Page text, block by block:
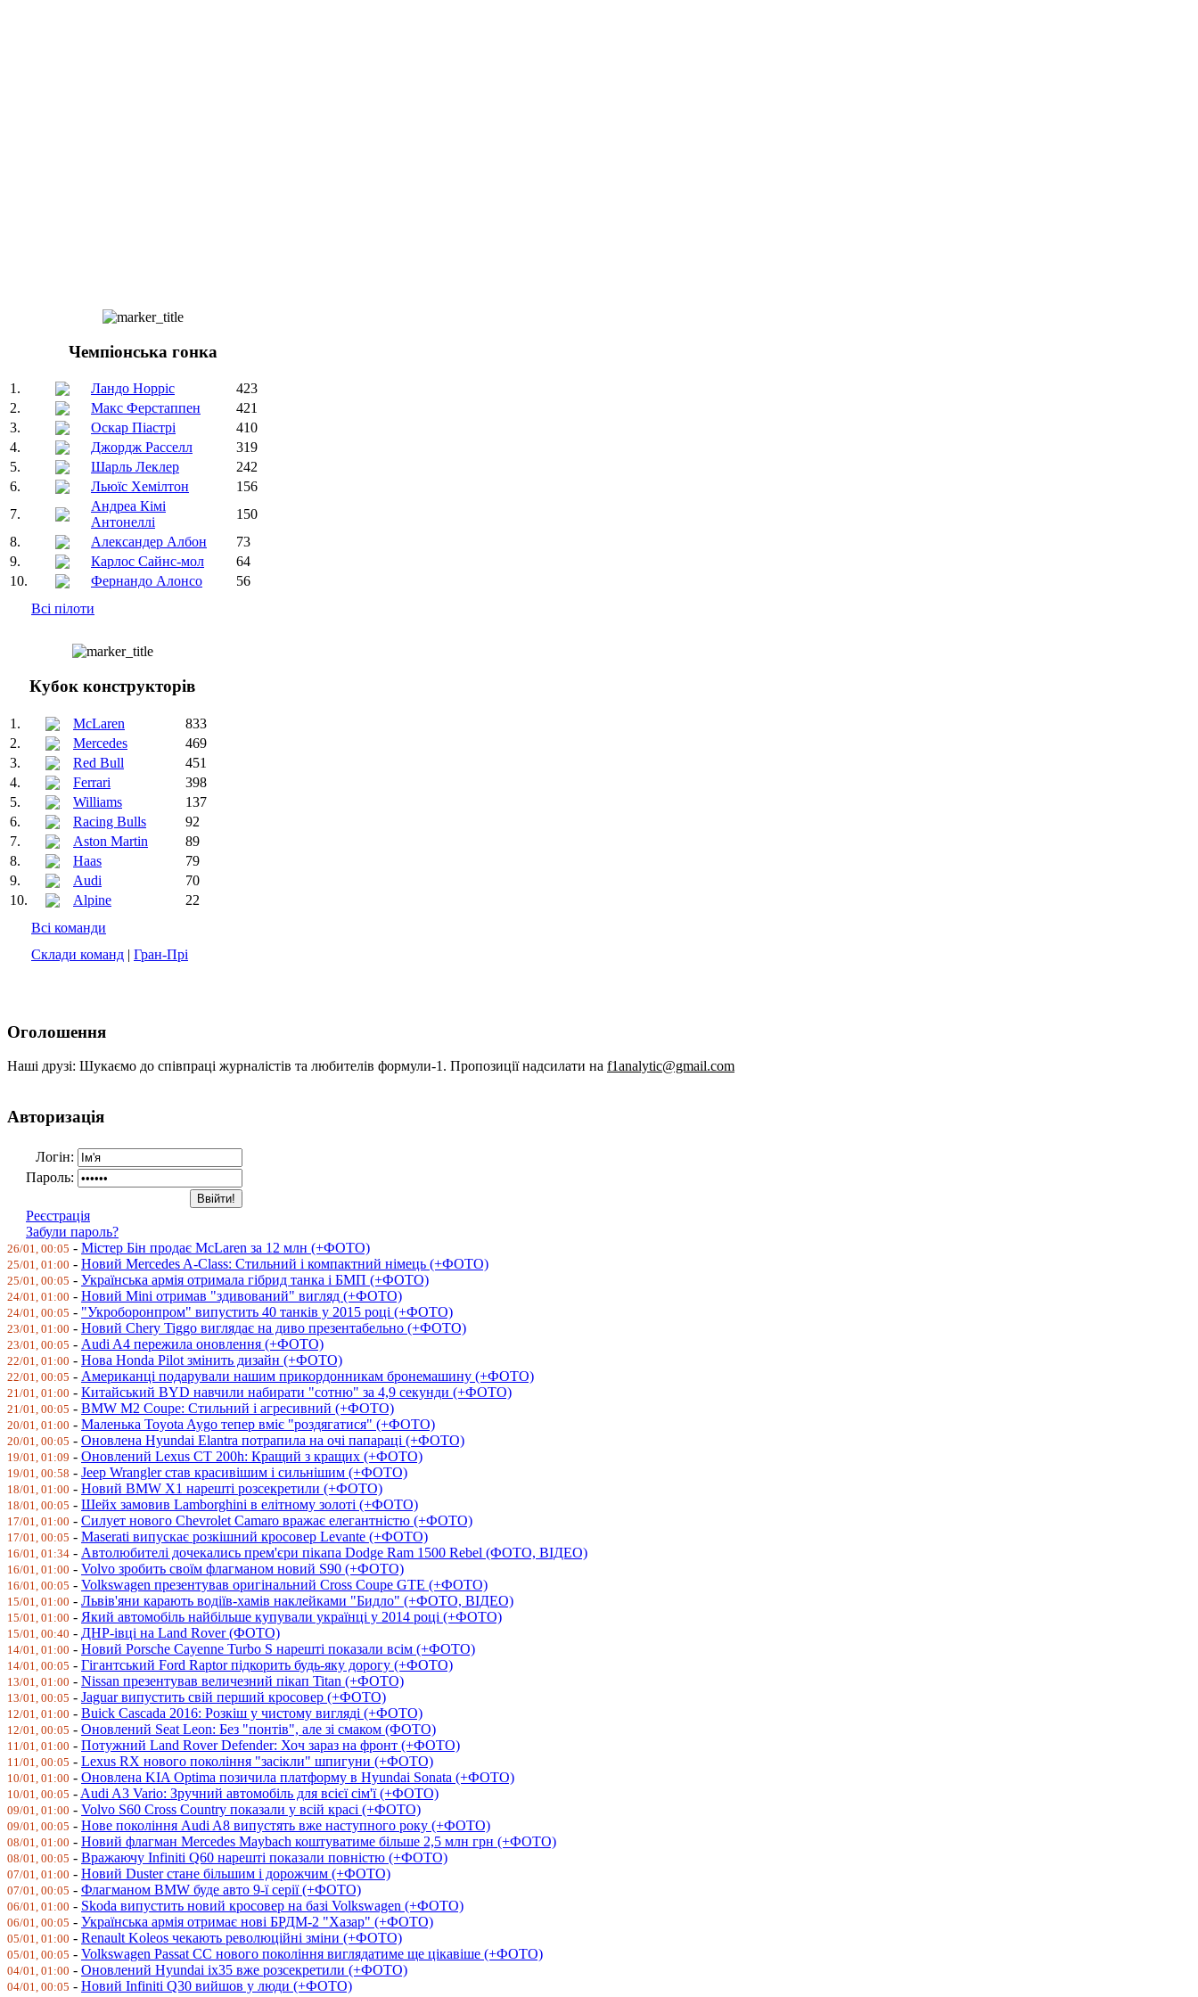
Чемпіонська гонка
1. Ландо Норріс
423
2.
Макс Ферстаппен
421
3.
Оскар Піастрі
410
4.
Джордж Расселл
319
5.
Шарль Леклер
242
6.
Льюїс Хемілтон
156
7.
Андреа Кімі
Антонеллі
150
8.
Александер Албон
73
9.
Карлос Сайнс-мол
64
10.
Фернандо Алонсо
56
Всі пілоти
Кубок конструкторів
1. McLaren
833
2.
Mercedes
469
3.
Red Bull
451
4.
Ferrari
398
5.
Williams
137
6.
Racing Bulls
92
7.
Aston Martin
89
8.
Haas
79
9.
Audi
70
10.
Alpine
22
Всі команди
Склади команд | Гран-Прі
Оголошення
Наші друзі: Шукаємо до співпраці журналістів та любителів формули-1. Пропозиції надсилати на f1analytic@gmail.com
Авторизація
Логін:
Пароль:
Реєстрація
Забули пароль?
26/01, 00:05 - Містер Бін продає McLaren за 12 млн (+ФОТО)
25/01, 01:00 - Новий Mercedes A-Class: Стильний і компактний німець (+ФОТО)
25/01, 00:05 - Українська армія отримала гібрид танка і БМП (+ФОТО)
24/01, 01:00 - Новий Mini отримав "здивований" вигляд (+ФОТО)
24/01, 00:05 - "Укроборонпром" випустить 40 танків у 2015 році (+ФОТО)
23/01, 01:00 - Новий Chery Tiggo виглядає на диво презентабельно (+ФОТО)
23/01, 00:05 - Audi A4 пережила оновлення (+ФОТО)
22/01, 01:00 - Нова Honda Pilot змінить дизайн (+ФОТО)
22/01, 00:05 - Американці подарували нашим прикордонникам бронемашину (+ФОТО)
21/01, 01:00 - Китайський BYD навчили набирати "сотню" за 4,9 секунди (+ФОТО)
21/01, 00:05 - BMW M2 Coupe: Стильний і агресивний (+ФОТО)
20/01, 01:00 - Маленька Toyota Aygo тепер вміє "роздягатися" (+ФОТО)
20/01, 00:05 - Оновлена Hyundai Elantra потрапила на очі папараці (+ФОТО)
19/01, 01:09 - Оновлений Lexus CT 200h: Кращий з кращих (+ФОТО)
19/01, 00:58 - Jeep Wrangler став красивішим і сильнішим (+ФОТО)
18/01, 01:00 - Новий BMW X1 нарешті розсекретили (+ФОТО)
18/01, 00:05 - Шейх замовив Lamborghini в елітному золоті (+ФОТО)
17/01, 01:00 - Силует нового Chevrolet Camaro вражає елегантністю (+ФОТО)
17/01, 00:05 - Maserati випускає розкішний кросовер Levante (+ФОТО)
16/01, 01:34 - Автолюбителі дочекались прем'єри пікапа Dodge Ram 1500 Rebel (ФОТО, ВІДЕО)
16/01, 01:00 - Volvo зробить своїм флагманом новий S90 (+ФОТО)
16/01, 00:05 - Volkswagen презентував оригінальний Cross Coupe GTE (+ФОТО)
15/01, 01:00 - Львів'яни карають водіїв-хамів наклейками "Бидло" (+ФОТО, ВІДЕО)
15/01, 01:00 - Який автомобіль найбільше купували українці у 2014 році (+ФОТО)
15/01, 00:40 - ДНР-івці на Land Rover (ФОТО)
14/01, 01:00 - Новий Porsche Cayenne Turbo S нарешті показали всім (+ФОТО)
14/01, 00:05 - Гігантський Ford Raptor підкорить будь-яку дорогу (+ФОТО)
13/01, 01:00 - Nissan презентував величезний пікап Titan (+ФОТО)
13/01, 00:05 - Jaguar випустить свій перший кросовер (+ФОТО)
12/01, 01:00 - Buick Cascada 2016: Розкіш у чистому вигляді (+ФОТО)
12/01, 00:05 - Оновлений Seat Leon: Без "понтів", але зі смаком (ФОТО)
11/01, 01:00 - Потужний Land Rover Defender: Хоч зараз на фронт (+ФОТО)
11/01, 00:05 - Lexus RX нового покоління "засікли" шпигуни (+ФОТО)
10/01, 01:00 - Оновлена KIA Optima позичила платформу в Hyundai Sonata (+ФОТО)
10/01, 00:05 - Audi A3 Vario: Зручний автомобіль для всієї сім'ї (+ФОТО)
09/01, 01:00 - Volvo S60 Cross Country показали у всій красі (+ФОТО)
09/01, 00:05 - Нове покоління Audi A8 випустять вже наступного року (+ФОТО)
08/01, 01:00 - Новий флагман Mercedes Maybach коштуватиме більше 2,5 млн грн (+ФОТО)
08/01, 00:05 - Вражаючу Infiniti Q60 нарешті показали повністю (+ФОТО)
07/01, 01:00 - Новий Duster стане більшим і дорожчим (+ФОТО)
07/01, 00:05 - Флагманом BMW буде авто 9-ї серії (+ФОТО)
06/01, 01:00 - Skoda випустить новий кросовер на базі Volkswagen (+ФОТО)
06/01, 00:05 - Українська армія отримає нові БРДМ-2 "Хазар" (+ФОТО)
05/01, 01:00 - Renault Koleos чекають революційні зміни (+ФОТО)
05/01, 00:05 - Volkswagen Passat CC нового покоління виглядатиме ще цікавіше (+ФОТО)
04/01, 01:00 - Оновлений Hyundai ix35 вже розсекретили (+ФОТО)
04/01, 00:05 - Новий Infiniti Q30 вийшов у люди (+ФОТО)